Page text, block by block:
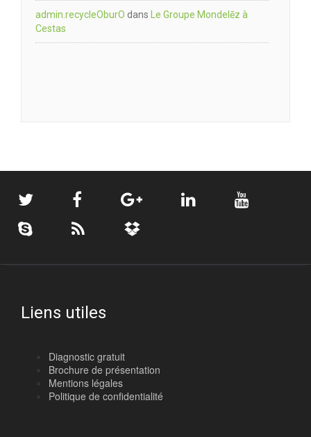
admin.recycleOburO dans Le Groupe Mondelēz à
Cestas
Liens utiles
Diagnostic gratuit
Brochure de présentation
Mentions légales
Politique de confidentialité